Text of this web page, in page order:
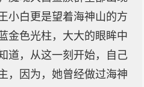
小白更是望着海神山的方
金色光柱，大大的眼眸中
道，从这一刻开始，自己
，因为，她曾经做过海神